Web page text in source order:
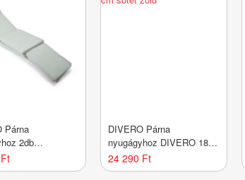
Párna
2db
DIVERO Párna
nyugágyhoz DIVERO 188
cm sötét zöld
24 290 Ft